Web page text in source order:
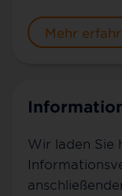
Mehr
Wir laden Sie